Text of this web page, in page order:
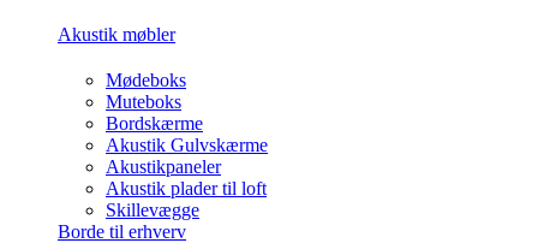
Akustik møbler
Mødeboks
Muteboks
Bordskærme
Akustik Gulvskærme
Akustikpaneler
Akustik plader til loft
Skillevægge
Borde til erhverv